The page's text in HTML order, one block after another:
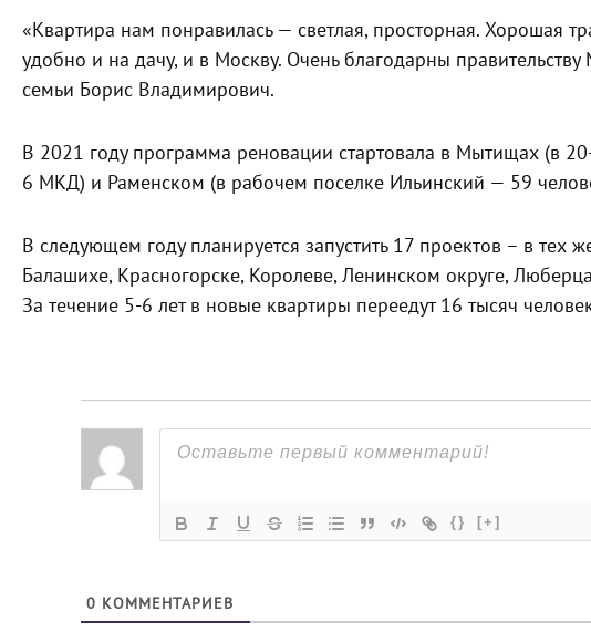
«Квартира нам понравилась — светлая, просторная. Хорошая
удобно и на дачу, и в Москву. Очень благодарны
семьи Борис Владимирович.
В 2021 году программа реновации стартовала в Мытищах (в
6 МКД) и Раменском (в рабочем поселке Ильинский — 59
В следующем году планируется запустить 17 проектов – в
Балашихе, Красногорске, Королеве, Ленинском округе,
За течение 5-6 лет в новые квартиры переедут 16 тысяч
{} [+]
0 КОММЕНТАРИЕВ